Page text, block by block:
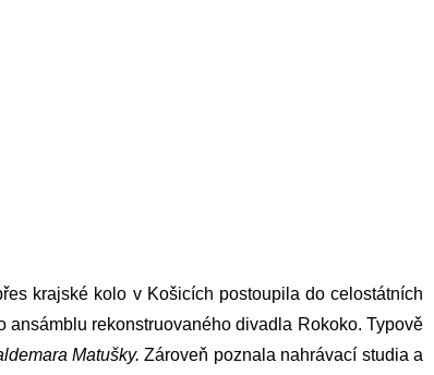
krajské kolo v Košicích postoupila do celostátních
rekonstruovaného divadla Rokoko. Typově
Matušky.Zároveň poznala nahrávací studia a